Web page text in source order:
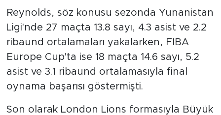
Reynolds, söz konusu sezonda Yunanistan
Ligi'nde 27 maçta 13.8 sayı, 4.3 asist ve 2.2
ribaund ortalamaları yakalarken, FIBA
Europe Cup'ta ise 18 maçta 14.6 sayı, 5.2
asist ve 3.1 ribaund ortalamasıyla final
oynama başarısı göstermişti.
Son olarak London Lions formasıyla Büyük